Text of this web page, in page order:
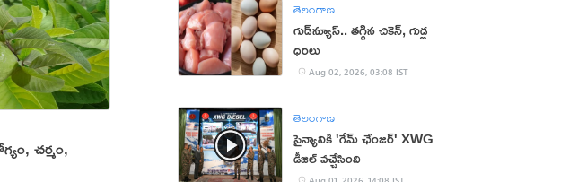
చర్మం,
తెలంగాణ
గుడ్‌న్యూస్.. తగ్గిన చికెన్, గుడ్ల
ధరలు
Aug 02, 2026, 03:08 IST
తెలంగాణ
సైన్యానికి 'గేమ్ ఛేంజర్' XWG
డీజిల్ వచ్చేసింది
Aug 01, 2026, 14:08 IST